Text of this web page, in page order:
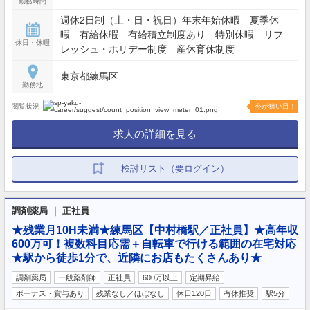
休日・休暇
週休2日制（土・日・祝日）年末年始休暇 夏季休
暇 有給休暇 有給積立制度あり 特別休暇 リフ
レッシュ・ホリデー制度 産休育休制度
勤務地
東京都練馬区
閲覧状況 今が狙い目！
求人の詳細を見る
検討リスト（要ログイン）
調剤薬局 ｜ 正社員
★残業月10H未満★練馬区【中村橋駅／正社員】★高年収
600万可！複数科目応需＋自転車で行ける範囲の在宅対応
★駅から徒歩1分で、近隣にお店もたくさんあり★
調剤薬局 一般薬剤師 正社員 600万以上
定期昇給
ボーナス・賞与あり
残業なし／ほぼなし 休日120日 有休推奨 駅5分